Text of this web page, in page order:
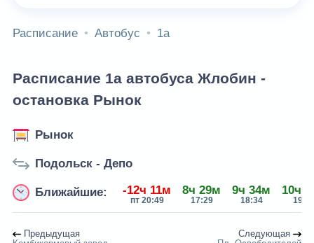
Расписание Автобус 1а
Расписание 1а автобуса Жлобин -
остановка Рынок
Рынок
Подольск - Депо
Ближайшие: -12ч 11м
пт 20:49
8ч 29м
17:29
9ч 34м
18:34
10ч
Предыдущая
Следующая